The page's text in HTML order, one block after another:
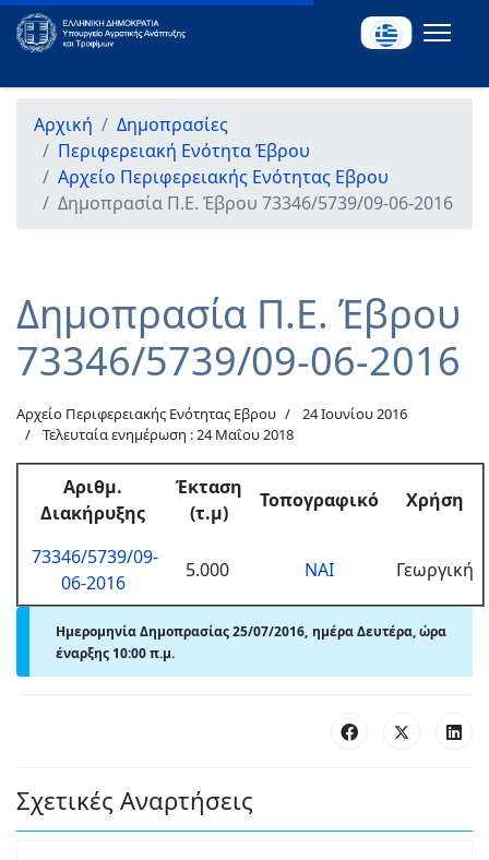
Αρχική
Δημοπρασίες
Περιφερειακή Ενότητα Έβρου
Αρχείο Περιφερειακής Ενότητας Εβρου
Δημοπρασία Π.Ε. Έβρου 73346/5739/09-06-2016
Δημοπρασία Π.Ε. Έβρου
73346/5739/09-06-2016
Αρχείο Περιφερειακής Ενότητας Εβρου
24 Ιουνίου 2016
Τελευταία ενημέρωση : 24 Μαΐου 2018
Αριθμ.
Διακήρυξης
Έκταση
(τ.μ)
Τοπογραφικό Χρήση
73346/5739/09-
06-2016
5.000 ΝΑΙ Γεωργική
Ημερομηνία Δημοπρασίας 25/07/2016, ημέρα Δευτέρα, ώρα
έναρξης 10:00 π.μ.
Σχετικές Αναρτήσεις